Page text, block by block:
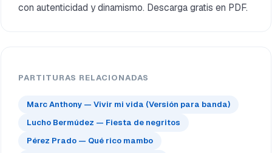
con autenticidad y dinamismo. Descarga gratis en PDF.
PARTITURAS RELACIONADAS
Marc Anthony — Vivir mi vida (Versión para banda)
Lucho Bermúdez — Fiesta de negritos
Pérez Prado — Qué rico mambo